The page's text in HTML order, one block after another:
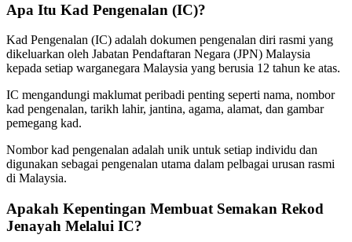
Apa Itu Kad Pengenalan (IC)?
Kad Pengenalan (IC) adalah dokumen pengenalan diri rasmi yang
dikeluarkan oleh Jabatan Pendaftaran Negara (JPN) Malaysia
kepada setiap warganegara Malaysia yang berusia 12 tahun ke atas.
IC mengandungi maklumat peribadi penting seperti nama, nombor
kad pengenalan, tarikh lahir, jantina, agama, alamat, dan gambar
pemegang kad.
Nombor kad pengenalan adalah unik untuk setiap individu dan
digunakan sebagai pengenalan utama dalam pelbagai urusan rasmi
di Malaysia.
Apakah Kepentingan Membuat Semakan Rekod
Jenayah Melalui IC?